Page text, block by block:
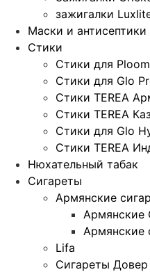
зажигалки
Маски и антисептики
Стики
Стики для
Стики для Glo
Стики TEREA
Стики TEREA
Стики для Glo
Стики TEREA
Нюхательный табак
Сигареты
Армянские
Армянские
Армянские
Lifa
Сигареты Довер